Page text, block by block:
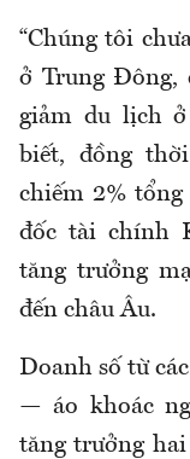
“Chúng tôi
ở Trung Đông,
giảm du lịch ở
biết, đồng
chiếm 2%
đốc tài chính
tăng trưởng
đến châu Âu.
Doanh số từ
— áo khoác
tăng trưởng